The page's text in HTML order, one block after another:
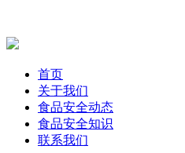
首页
关于我们
食品安全动态
食品安全知识
联系我们